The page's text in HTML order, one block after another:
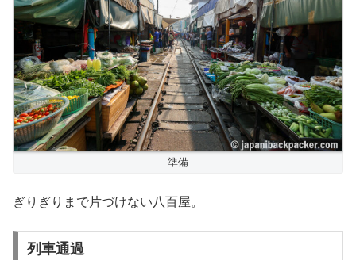
準備
ぎりぎりまで片づけない八百屋。
列車通過